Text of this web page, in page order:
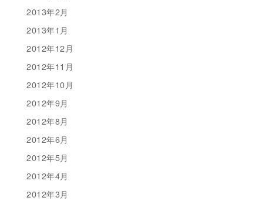
2013年2月
2013年1月
2012年12月
2012年11月
2012年10月
2012年9月
2012年8月
2012年6月
2012年5月
2012年4月
2012年3月